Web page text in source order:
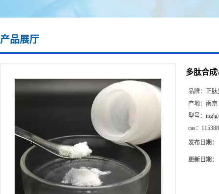
产品展厅
多肽合成
品牌： 正肽
产地： 南京
型号：
cas：
发布日期：
更新日期：